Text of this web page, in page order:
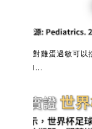
對雞蛋過敏可以
I...